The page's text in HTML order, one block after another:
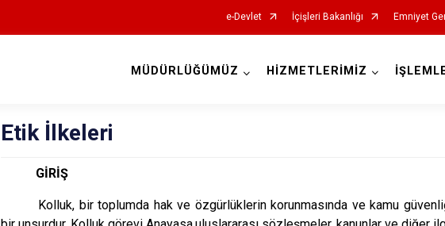
e-Devlet İçişleri Bakanlığı Emniyet
MÜDÜRLÜĞÜMÜZ HİZMETLERİMİZ
Etik İlkeleri
GİRİŞ
Kolluk, bir toplumda hak ve özgürlüklerin korunmasında ve kamu